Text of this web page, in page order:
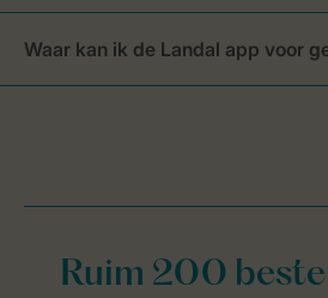
Waar kan ik de Landal app voor
Ruim 200